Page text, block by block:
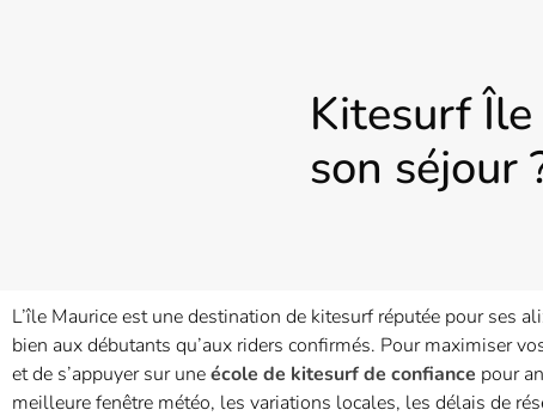
Kitesurf
son séjour
L’île Maurice est une destination de kitesurf réputée pour ses
bien aux débutants qu’aux riders confirmés. Pour maximiser
et de s’appuyer sur uneécole de kitesurf de confiance pour
meilleure fenêtre météo, les variations locales, les délais de